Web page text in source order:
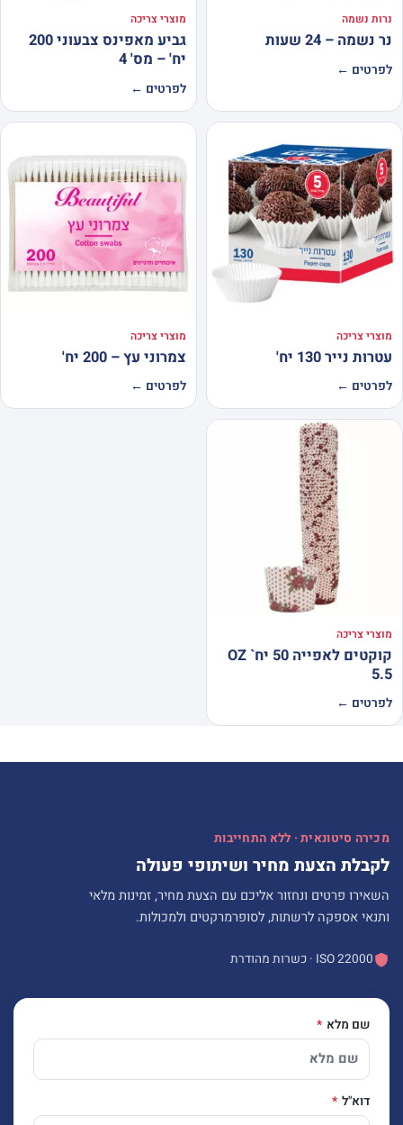
נרות נשמה
נר נשמה – 24 שעות
לפרטים ←
מוצרי צריכה
גביע מאפינס צבעוני 200
יח' – מס' 4
לפרטים ←
מוצרי צריכה
עטרות נייר 130 יח'
לפרטים ←
מוצרי צריכה
צמרוני עץ – 200 יח'
לפרטים ←
מוצרי צריכה
קוקטים לאפייה 50 יח` OZ
5.5
לפרטים ←
מכירה סיטונאית · ללא התחייבות
לקבלת הצעת מחיר ושיתופי פעולה
השאירו פרטים ונחזור אליכם עם הצעת מחיר, זמינות מלאי
ותנאי אספקה לרשתות, לסופרמרקטים ולמכולות.
ISO 22000 · כשרות מהודרת
שם מלא
דוא"ל